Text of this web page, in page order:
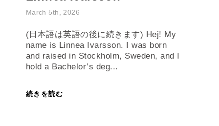
(日本語は英語の後に続きます) Hej! My
and raised in Stockholm, Sweden, and I
hold a Bachelor’s deg...